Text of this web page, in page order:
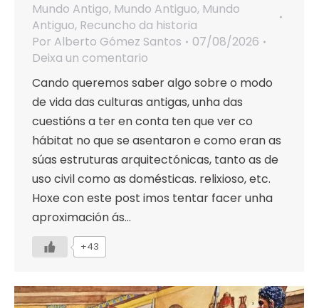
Mundo Antigo, Mundo Antiguo, Mundo
Antiguo, Recuncho da historia
Por Alberto Gómez Santos
07/08/2026
Deixa un comentario
Cando queremos saber algo sobre o modo
de vida das culturas antigas, unha das
cuestións a ter en conta ten que ver co
hábitat no que se asentaron e como eran as
súas estruturas arquitectónicas, tanto as de
uso civil como as domésticas. relixioso, etc.
Hoxe con este post imos tentar facer unha
aproximación ás…
+43